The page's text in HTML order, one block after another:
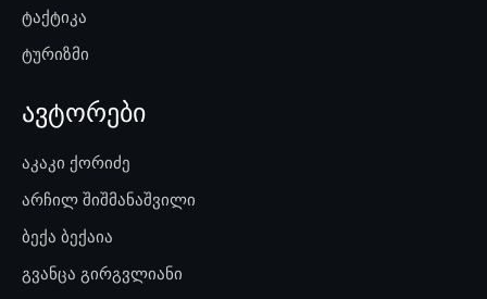
ტაქტიკა
ტურიზმი
ავტორები
აკაკი ქორიძე
არჩილ შიშმანაშვილი
ბექა ბექაია
გვანცა გირგვლიანი